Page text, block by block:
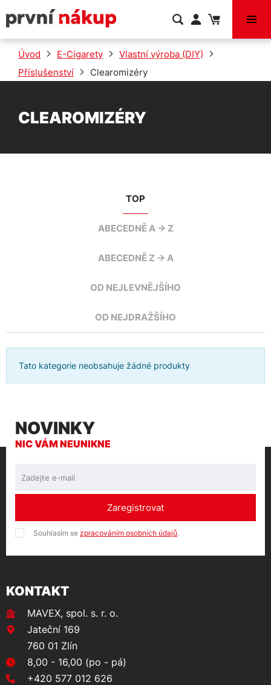
VÝPRODEJ
Úvod E-Cigarety
Vlastní výroba (DIY)
Příslušenství
Clearomizéry
CLEAROMIZÉRY
TOP
ABECEDNĚ A -> Z
ABECEDNĚ Z -> A
OD NEJLEVNĚJŠÍHO
OD NEJDRAŽŠÍHO
Tato kategorie neobsahuje žádné produkty
NOVINKY
NIC VÁM NEUNIKNE
Zaregistrovat
Souhlasím se zpracováním osobních údajů.
KONTAKT
MAVEX, spol. s. r. o.
Jateční 169
760 01 Zlín
8,00 - 16,00 (po - pá)
+420 577 012 626